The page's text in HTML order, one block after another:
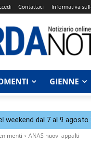
Contattaci Informativa
GIENNE
weekend dal 7 al 9
ANAS nuovi appalti